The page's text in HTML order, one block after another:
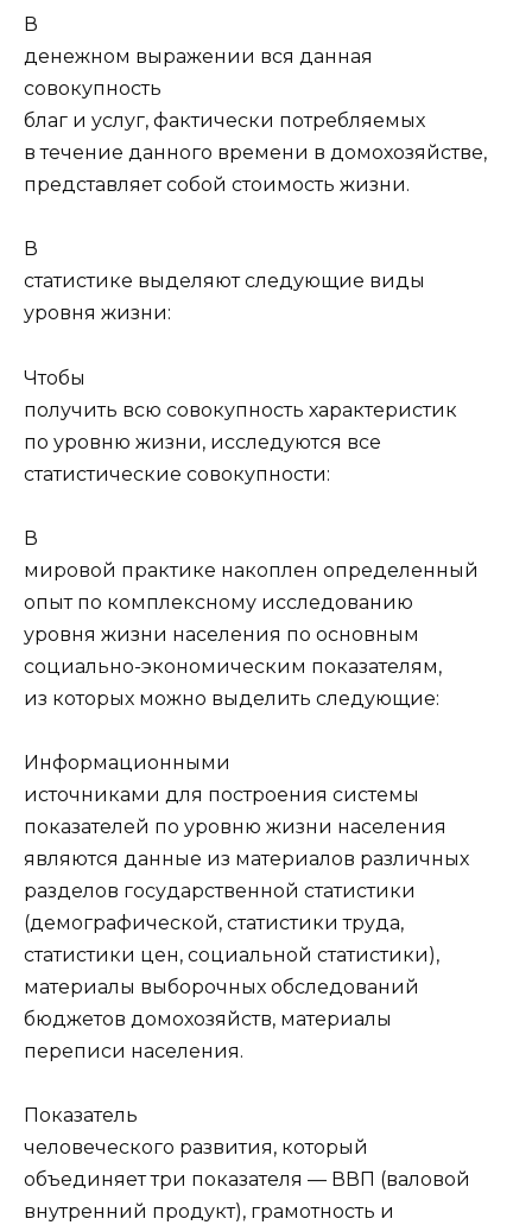
В
денежном выражении вся данная
совокупность
благ и услуг, фактически потребляемых
в течение данного времени в домохозяйстве,
представляет собой стоимость жизни.
В
статистике выделяют следующие виды
уровня жизни:
Чтобы
получить всю совокупность характеристик
по уровню жизни, исследуются все
статистические совокупности:
В
мировой практике накоплен определенный
опыт по комплексному исследованию
уровня жизни населения по основным
социально-экономическим показателям,
из которых можно выделить следующие:
Информационными
источниками для построения системы
показателей по уровню жизни населения
являются данные из материалов различных
разделов государственной статистики
(демографической, статистики труда,
статистики цен, социальной статистики),
материалы выборочных обследований
бюджетов домохозяйств, материалы
переписи населения.
Показатель
человеческого развития, который
объединяет три показателя — ВВП (валовой
внутренний продукт), грамотность и